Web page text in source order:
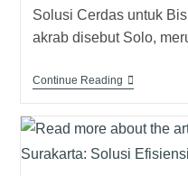
Solusi Cerdas untuk
akrab disebut Solo,
Continue Reading